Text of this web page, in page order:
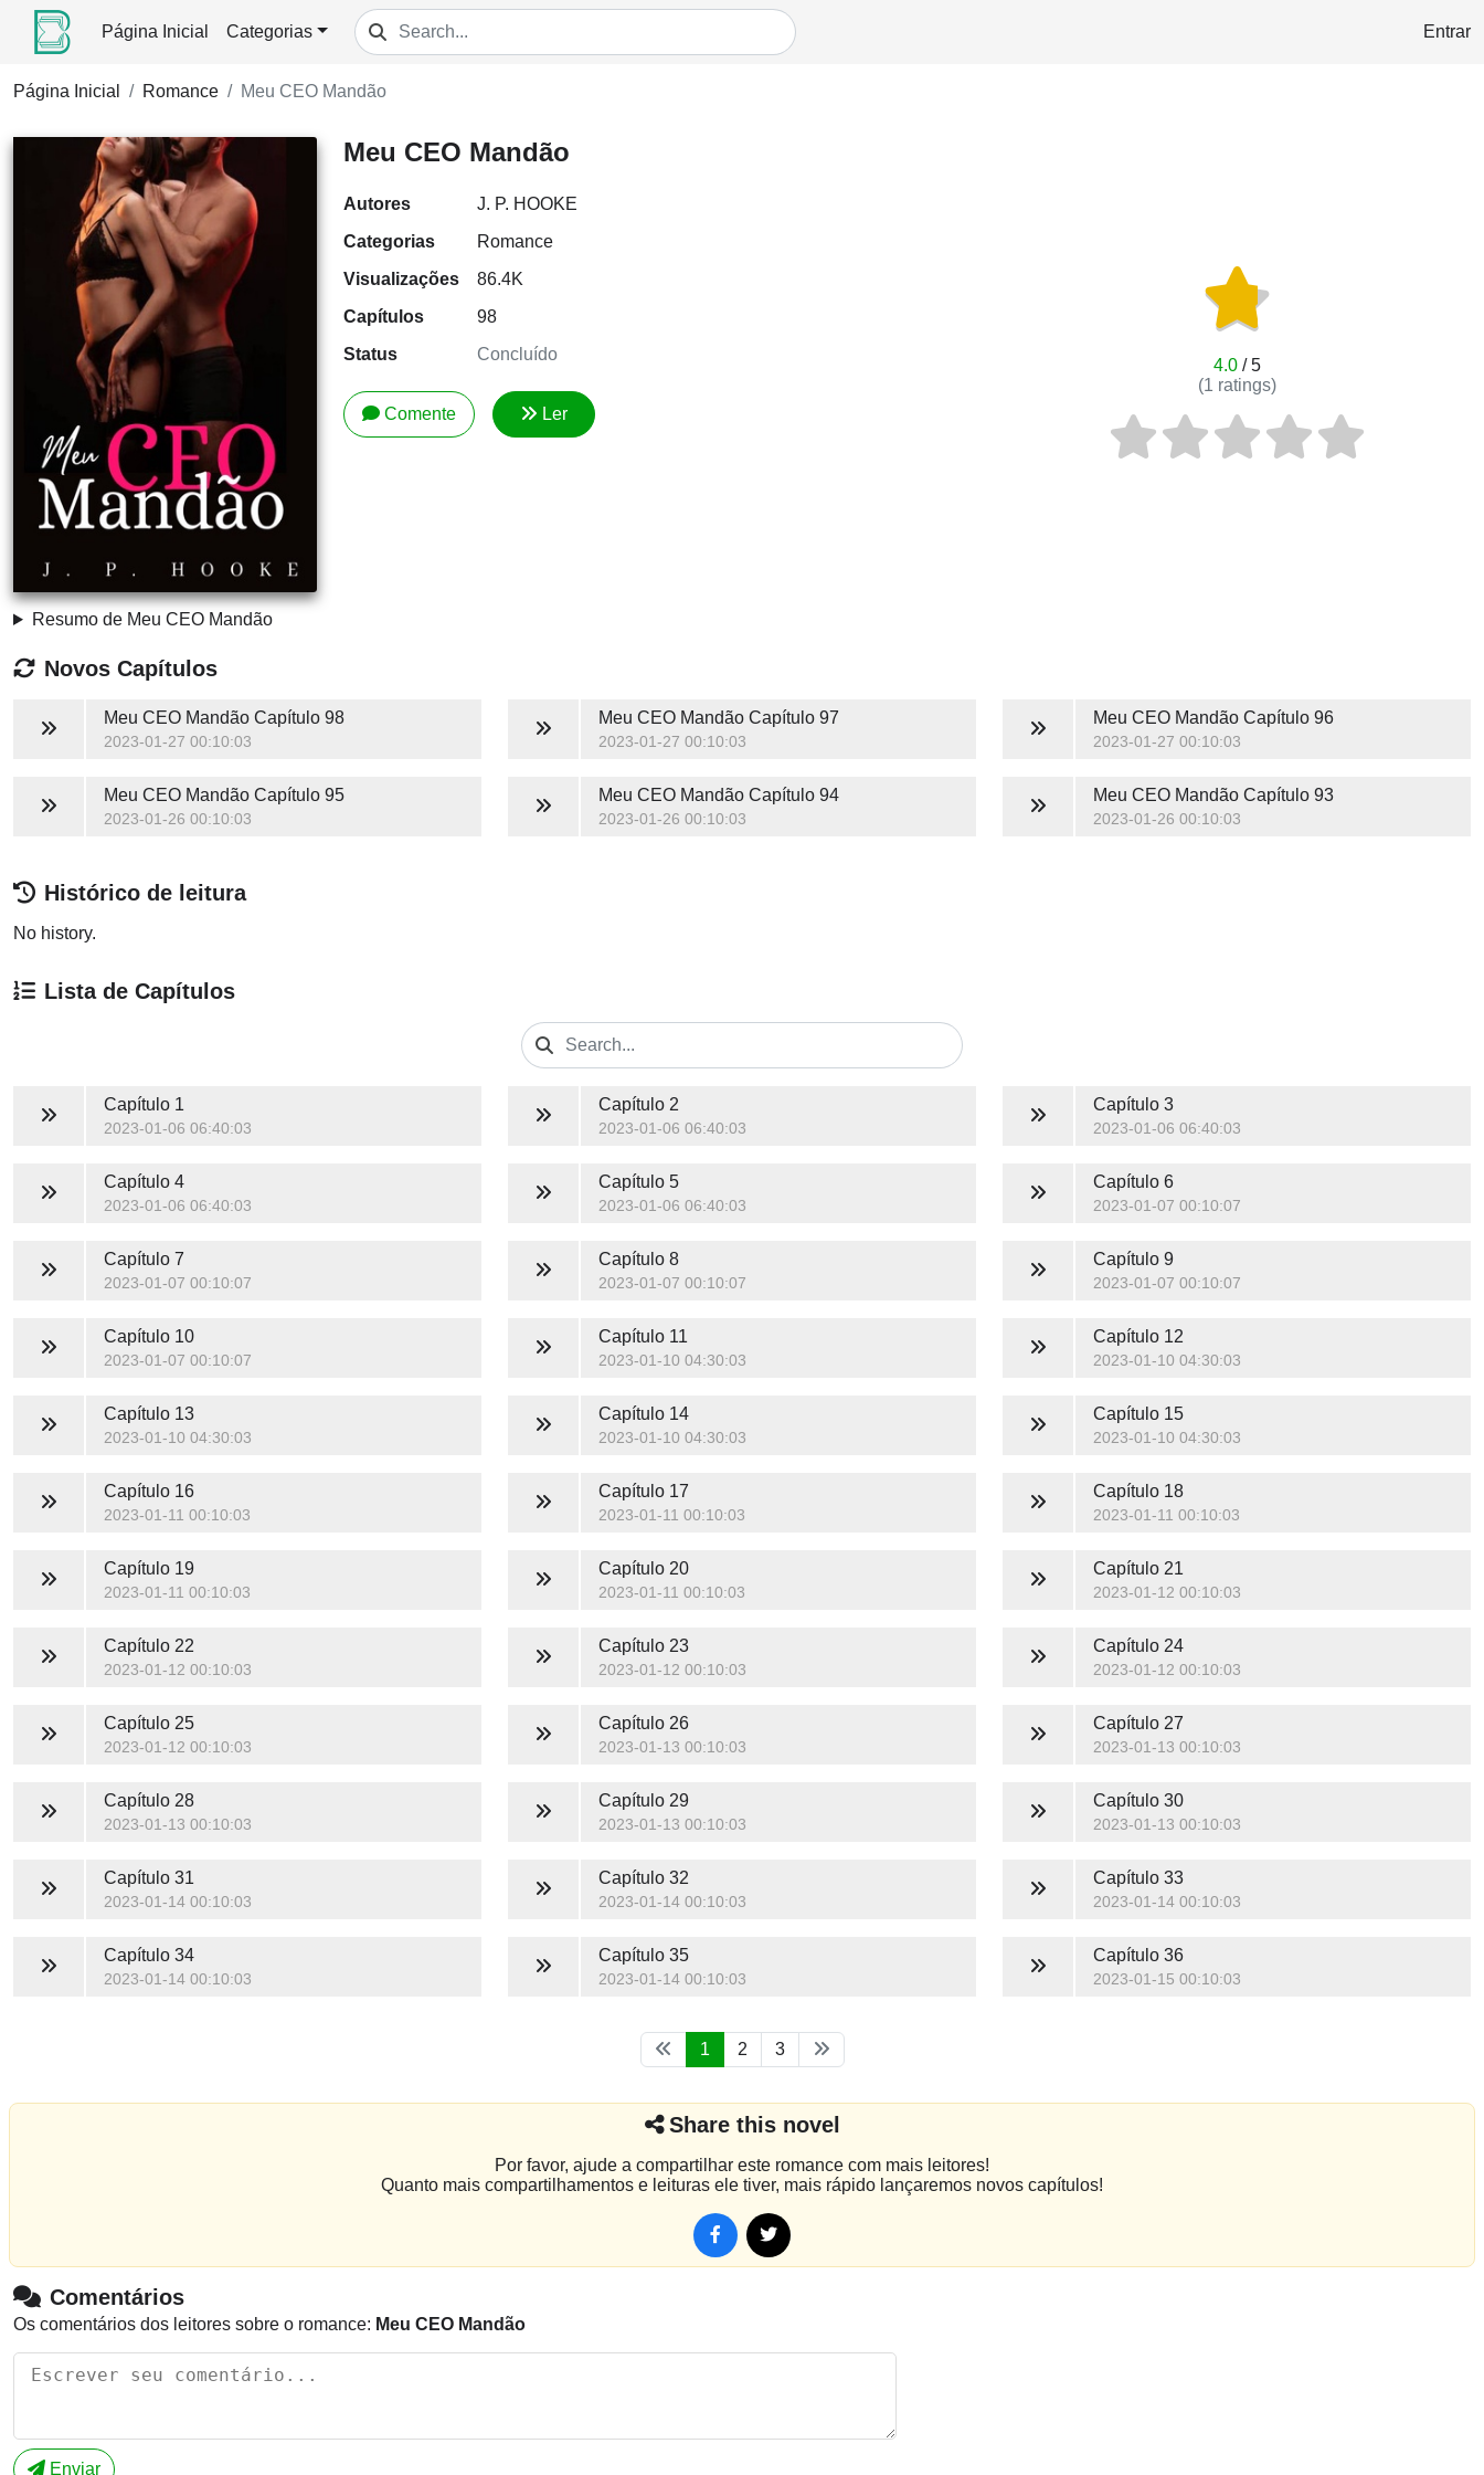
Página Inicial Categorias Entrar
Página Inicial Romance Meu CEO Mandão
Meu CEO Mandão
Autores
J. P. HOOKE
Categorias
Romance
Visualizações
86.4K
Capítulos
98
Status
Concluído
Comente Ler
4.0/ 5
(1 ratings)
Resumo de Meu CEO Mandão
Novos Capítulos
Meu CEO MandãoCapítulo 98
2023-01-27 00:10:03
Meu CEO MandãoCapítulo 97
2023-01-27 00:10:03
Meu CEO MandãoCapítulo 96
2023-01-27 00:10:03
Meu CEO MandãoCapítulo 95
2023-01-26 00:10:03
Meu CEO MandãoCapítulo 94
2023-01-26 00:10:03
Meu CEO MandãoCapítulo 93
2023-01-26 00:10:03
Histórico de leitura
No history.
Lista de Capítulos
Capítulo 1
2023-01-06 06:40:03
Capítulo 2
2023-01-06 06:40:03
Capítulo 3
2023-01-06 06:40:03
Capítulo 4
2023-01-06 06:40:03
Capítulo 5
2023-01-06 06:40:03
Capítulo 6
2023-01-07 00:10:07
Capítulo 7
2023-01-07 00:10:07
Capítulo 8
2023-01-07 00:10:07
Capítulo 9
2023-01-07 00:10:07
Capítulo 10
2023-01-07 00:10:07
Capítulo 11
2023-01-10 04:30:03
Capítulo 12
2023-01-10 04:30:03
Capítulo 13
2023-01-10 04:30:03
Capítulo 14
2023-01-10 04:30:03
Capítulo 15
2023-01-10 04:30:03
Capítulo 16
2023-01-11 00:10:03
Capítulo 17
2023-01-11 00:10:03
Capítulo 18
2023-01-11 00:10:03
Capítulo 19
2023-01-11 00:10:03
Capítulo 20
2023-01-11 00:10:03
Capítulo 21
2023-01-12 00:10:03
Capítulo 22
2023-01-12 00:10:03
Capítulo 23
2023-01-12 00:10:03
Capítulo 24
2023-01-12 00:10:03
Capítulo 25
2023-01-12 00:10:03
Capítulo 26
2023-01-13 00:10:03
Capítulo 27
2023-01-13 00:10:03
Capítulo 28
2023-01-13 00:10:03
Capítulo 29
2023-01-13 00:10:03
Capítulo 30
2023-01-13 00:10:03
Capítulo 31
2023-01-14 00:10:03
Capítulo 32
2023-01-14 00:10:03
Capítulo 33
2023-01-14 00:10:03
Capítulo 34
2023-01-14 00:10:03
Capítulo 35
2023-01-14 00:10:03
Capítulo 36
2023-01-15 00:10:03
1 2 3
Share this novel
Por favor, ajude a compartilhar este romance com mais leitores!
Quanto mais compartilhamentos e leituras ele tiver, mais rápido lançaremos novos capítulos!
Comentários
Os comentários dos leitores sobre o romance: Meu CEO Mandão
Enviar